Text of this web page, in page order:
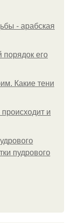
- арабская
его
Какие тени
и
пудрового